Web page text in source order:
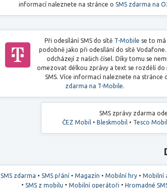
informací naleznete na stránce o SMS zdarma na
Při odesílání SMS do sítě T-Mobile se to
podobně jako při odesílání do sítě
odcházejí z našich čísel. Díky tomu se
omezovat délkou zprávy a text se rozdělí do
SMS. Více informací naleznete na stránce
zdarma na T-Mobile.
SMS zprávy zdarma
ČEZ Mobil • Bleskmobil • Tesco
SMS zdarma • SMS přání • Magazín • Mobilní hry • Mobilní
• SMS z mobilu • Mobilní operátoři • Hromadné